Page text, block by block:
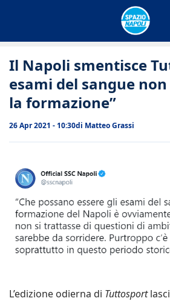
Il Napoli smentisce
esami del sangue
la formazione”
26 Apr 2021 - 10:30di Matteo Grassi
L’edizione odierna di Tuttosport